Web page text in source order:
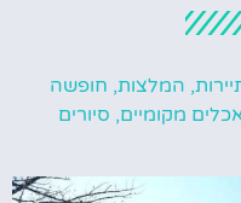
, המלצות, חופשה
מקומיים, סיורים